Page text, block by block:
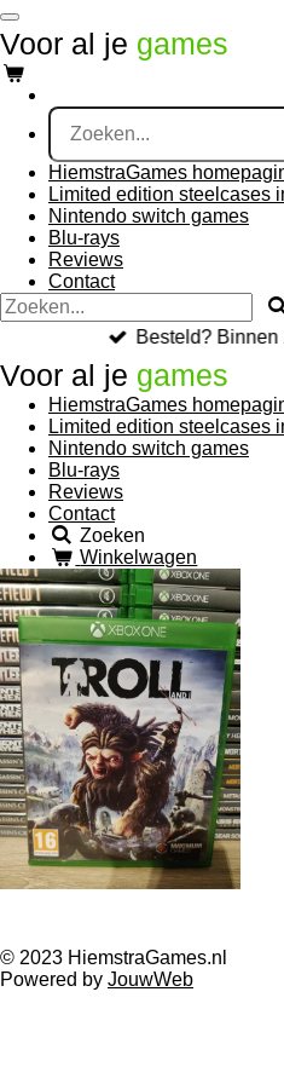
Ga
direct
naar
de
hoofdinhoud
Voor al je games
HiemstraGames
Limited edition steelcases
Nintendo switch games
Blu-rays
Reviews
Contact
Besteld? Binnen
Voor al je games
HiemstraGames
Limited edition steelcases
Nintendo switch games
Blu-rays
Reviews
Contact
Zoeken
Winkelwagen
© 2023 HiemstraGames.nl
Powered by JouwWeb